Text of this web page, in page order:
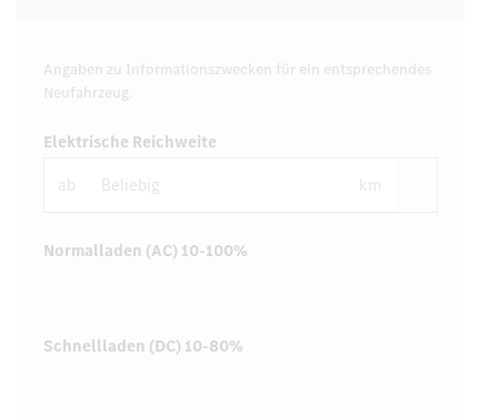
Angaben zu Informationszwecken für ein entsprechendes
Neufahrzeug.
Elektrische Reichweite
ab km
Normalladen (AC) 10-100%
Schnellladen (DC) 10-80%